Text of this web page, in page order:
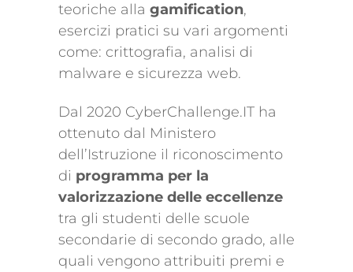
teoriche alla gamification,
esercizi pratici su vari argomenti
come: crittografia, analisi di
malware e sicurezza web.
Dal 2020 CyberChallenge.IT ha
ottenuto dal Ministero
dell’Istruzione il riconoscimento
di programma per la
valorizzazione delle eccellenze
tra gli studenti delle scuole
secondarie di secondo grado, alle
quali vengono attribuiti premi e